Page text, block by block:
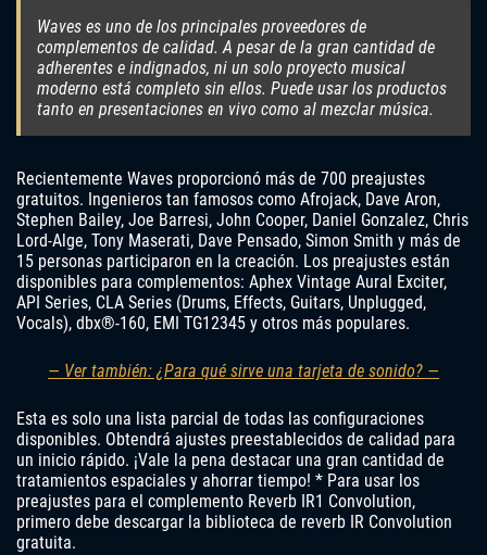
Waves es uno de los principales proveedores de
complementos de calidad. A pesar de la gran cantidad de
adherentes e indignados, ni un solo proyecto musical
moderno está completo sin ellos. Puede usar los productos
tanto en presentaciones en vivo como al mezclar música.
Recientemente Waves proporcionó más de 700 preajustes
gratuitos. Ingenieros tan famosos como Afrojack, Dave Aron,
Stephen Bailey, Joe Barresi, John Cooper, Daniel Gonzalez, Chris
Lord-Alge, Tony Maserati, Dave Pensado, Simon Smith y más de
15 personas participaron en la creación. Los preajustes están
disponibles para complementos: Aphex Vintage Aural Exciter,
API Series, CLA Series (Drums, Effects, Guitars, Unplugged,
Vocals), dbx®-160, EMI TG12345 y otros más populares.
— Ver también: ¿Para qué sirve una tarjeta de sonido? —
Esta es solo una lista parcial de todas las configuraciones
disponibles. Obtendrá ajustes preestablecidos de calidad para
un inicio rápido. ¡Vale la pena destacar una gran cantidad de
tratamientos espaciales y ahorrar tiempo! * Para usar los
preajustes para el complemento Reverb IR1 Convolution,
primero debe descargar la biblioteca de reverb IR Convolution
gratuita.